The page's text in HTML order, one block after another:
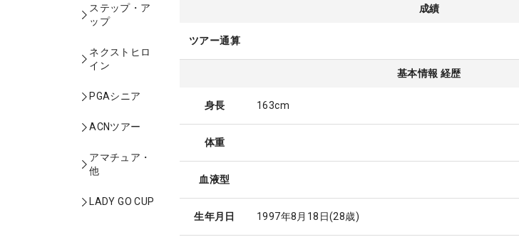
ステップ・ア
ップ
ネクストヒロ
イン
PGAシニア
ACNツアー
アマチュア・
他
LADY GO CUP
成績
ツアー通算
基本情報 経歴
身長 163cm
体重
血液型
生年月日 1997年8月18日(28歳)